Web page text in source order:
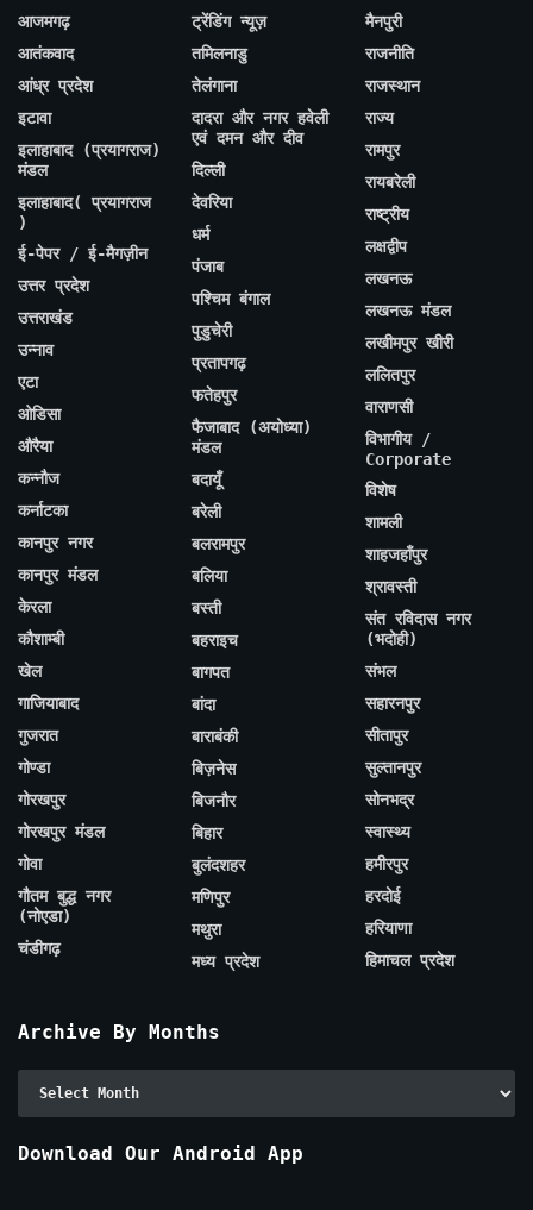
आजमगढ़
आतंकवाद
आंध्र प्रदेश
इटावा
इलाहाबाद (प्रयागराज)
मंडल
इलाहाबाद( प्रयागराज
)
ई-पेपर / ई-मैगज़ीन
उत्तर प्रदेश
उत्तराखंड
उन्नाव
एटा
ओडिसा
औरैया
कन्नौज
कर्नाटका
कानपुर नगर
कानपुर मंडल
केरला
कौशाम्बी
खेल
गाजियाबाद
गुजरात
गोण्डा
गोरखपुर
गोरखपुर मंडल
गोवा
गौतम बुद्ध नगर
(नोएडा)
चंडीगढ़
ट्रेंडिंग न्यूज़
तमिलनाडु
तेलंगाना
दादरा और नगर हवेली
एवं दमन और दीव
दिल्ली
देवरिया
धर्म
पंजाब
पश्चिम बंगाल
पुडुचेरी
प्रतापगढ़
फतेहपुर
फैजाबाद (अयोध्या)
मंडल
बदायूँ
बरेली
बलरामपुर
बलिया
बस्ती
बहराइच
बागपत
बांदा
बाराबंकी
बिज़नेस
बिजनौर
बिहार
बुलंदशहर
मणिपुर
मथुरा
मध्य प्रदेश
मैनपुरी
राजनीति
राजस्थान
राज्य
रामपुर
रायबरेली
राष्ट्रीय
लक्षद्वीप
लखनऊ
लखनऊ मंडल
लखीमपुर खीरी
ललितपुर
वाराणसी
विभागीय /
Corporate
विशेष
शामली
शाहजहाँपुर
श्रावस्ती
संत रविदास नगर
(भदोही)
संभल
सहारनपुर
सीतापुर
सुल्तानपुर
सोनभद्र
स्वास्थ्य
हमीरपुर
हरदोई
हरियाणा
हिमाचल प्रदेश
Archive By Months
Download Our Android App